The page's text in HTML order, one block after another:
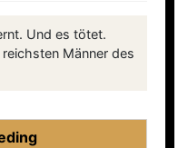
Und es tötet.
Männer des